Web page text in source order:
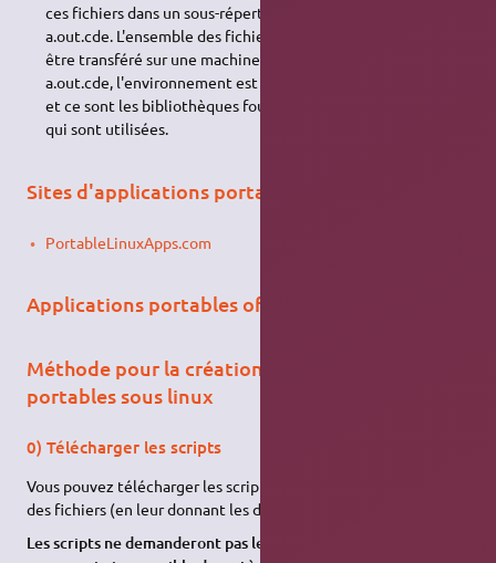
ces fichiers dans un sous-répertoire et créer un fichier
a.out.cde. L'ensemble des fichiers de ce sous-répertoire peut
être transféré sur une machine B. Lors de l'exécution de
a.out.cde, l'environnement est changé (comme avec chroot)
et ce sont les bibliothèques fournies dans le sous-répertoire
qui sont utilisées.
Sites d'applications portables
PortableLinuxApps.com
Applications portables officielles
Méthode pour la création d'applications
portables sous linux
0) Télécharger les scripts
Vous pouvez télécharger les scripts, ou copier ce qui suit dans
des fichiers (en leur donnant les droits d'exécution).
Les scripts ne demanderont pas les droits root, gage de non